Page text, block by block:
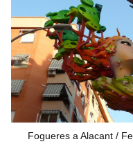
Fogueres a Alacant /